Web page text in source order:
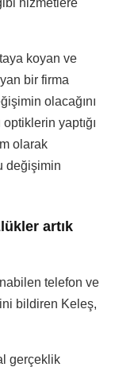
hizmetlere
koyan ve
bir firma
olacağını
yaptığı
olarak
değişimin
artık
telefon ve
bildiren Keleş,
gerçeklik